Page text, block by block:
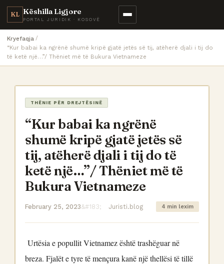
KL Këshilla Ligjore
PORTAL JURIDIK · KOSOVË
Kryefaqja
“Kur babai ka ngrënë shumë kripë gjatë jetës së tij, atëherë djali i tij do
të ketë një…”/ Thëniet më të Bukura Vietnameze
THËNIE PËR DREJTËSINË
“Kur babai ka ngrënë
shumë kripë gjatë jetës së
tij, atëherë djali i tij do të
ketë një…”/ Thëniet më të
Bukura Vietnameze
February 25, 2023 Juristi.blog 4 min lexim
Urtësia e popullit Vietnamez është trashëguar në
breza. Fjalët e tyre të mençura kanë një thellësi të tillë